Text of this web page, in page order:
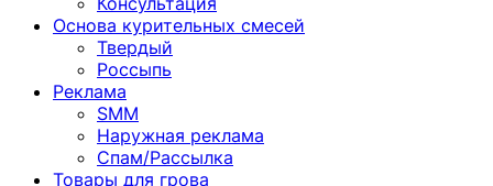
Основа курительных смесей
Твердый
Россыпь
Реклама
SMM
Наружная реклама
Спам/Рассылка
Товары для грова